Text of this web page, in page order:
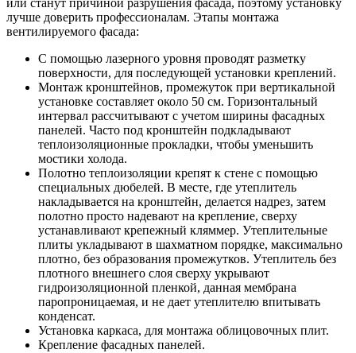
или станут причиной разрушения фасада, поэтому установку
лучше доверить профессионалам. Этапы монтажа
вентилируемого фасада:
С помощью лазерного уровня проводят разметку
поверхности, для последующей установки креплений.
Монтаж кронштейнов, промежуток при вертикальной
установке составляет около 50 см. Горизонтальный
интервал рассчитывают с учетом ширины фасадных
панелей. Часто под кронштейн подкладывают
теплоизоляционные прокладки, чтобы уменьшить
мостики холода.
Полотно теплоизоляции крепят к стене с помощью
специальных дюбелей. В месте, где утеплитель
накладывается на кронштейн, делается надрез, затем
полотно просто надевают на крепление, сверху
устанавливают крепежный кляммер. Утеплительные
плиты укладывают в шахматном порядке, максимально
плотно, без образования промежутков. Утеплитель без
плотного внешнего слоя сверху укрывают
гидроизоляционной пленкой, данная мембрана
паропроницаемая, и не дает утеплителю впитывать
конденсат.
Установка каркаса, для монтажа облицовочных плит.
Крепление фасадных панелей.